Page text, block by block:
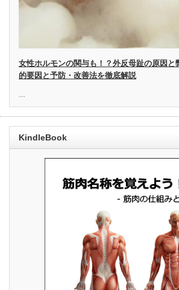
女性ホルモンの関与も！？外反母趾の原因と
的要因と予防・改善法を徹底解説
KindleBook